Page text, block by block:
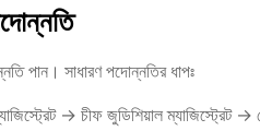
পান। সাধারণ পদোন্নতির ধাপঃ
→ চীফ জুডিশিয়াল ম্যাজিস্ট্রেট